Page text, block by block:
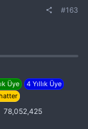
#163
Üye
4 Yıllık Üye
78,052,425